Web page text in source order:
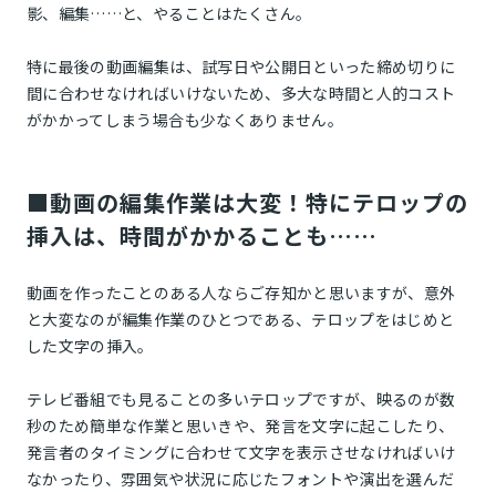
影、編集……と、やることはたくさん。
特に最後の動画編集は、試写日や公開日といった締め切りに
間に合わせなければいけないため、多大な時間と人的コスト
がかかってしまう場合も少なくありません。
■動画の編集作業は大変！特にテロップの
挿入は、時間がかかることも……
動画を作ったことのある人ならご存知かと思いますが、意外
と大変なのが編集作業のひとつである、テロップをはじめと
した文字の挿入。
テレビ番組でも見ることの多いテロップですが、映るのが数
秒のため簡単な作業と思いきや、発言を文字に起こしたり、
発言者のタイミングに合わせて文字を表示させなければいけ
なかったり、雰囲気や状況に応じたフォントや演出を選んだ